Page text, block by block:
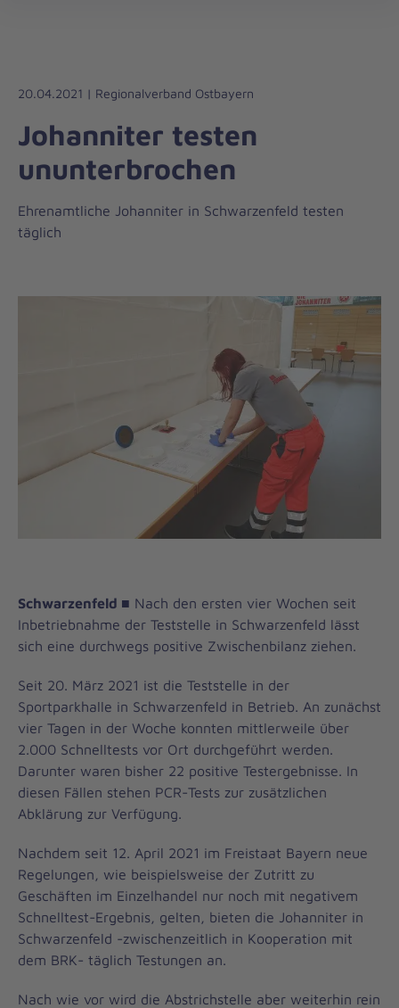
Liebe
Leben
20.04.2021 | Regionalverband Ostbayern
Johanniter testen
ununterbrochen
Ehrenamtliche Johanniter in Schwarzenfeld testen
täglich
Schwarzenfeld ■ Nach den ersten vier Wochen seit
Inbetriebnahme der Teststelle in Schwarzenfeld lässt
sich eine durchwegs positive Zwischenbilanz ziehen.
Seit 20. März 2021 ist die Teststelle in der
Sportparkhalle in Schwarzenfeld in Betrieb. An zunächst
vier Tagen in der Woche konnten mittlerweile über
2.000 Schnelltests vor Ort durchgeführt werden.
Darunter waren bisher 22 positive Testergebnisse. In
diesen Fällen stehen PCR-Tests zur zusätzlichen
Abklärung zur Verfügung.
Nachdem seit 12. April 2021 im Freistaat Bayern neue
Regelungen, wie beispielsweise der Zutritt zu
Geschäften im Einzelhandel nur noch mit negativem
Schnelltest-Ergebnis, gelten, bieten die Johanniter in
Schwarzenfeld -zwischenzeitlich in Kooperation mit
dem BRK- täglich Testungen an.
Nach wie vor wird die Abstrichstelle aber weiterhin rein